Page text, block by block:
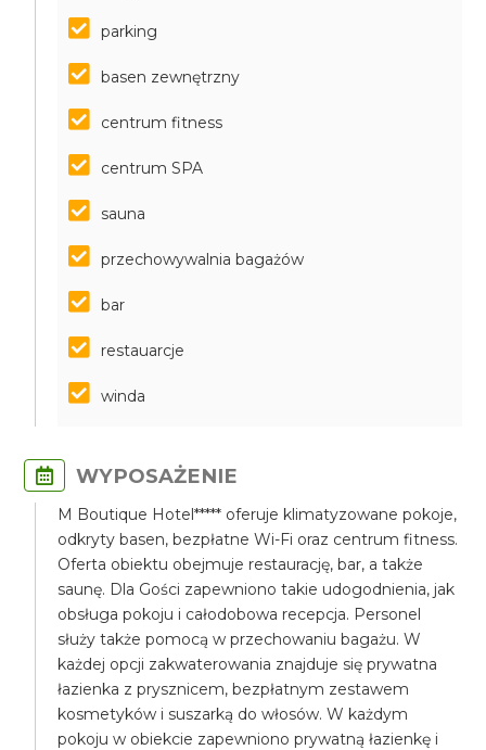
parking
basen zewnętrzny
centrum fitness
centrum SPA
sauna
przechowywalnia bagażów
bar
restauarcje
winda
WYPOSAŻENIE
M Boutique Hotel***** oferuje klimatyzowane pokoje,
odkryty basen, bezpłatne Wi-Fi oraz centrum fitness.
Oferta obiektu obejmuje restaurację, bar, a także
saunę. Dla Gości zapewniono takie udogodnienia, jak
obsługa pokoju i całodobowa recepcja. Personel
służy także pomocą w przechowaniu bagażu. W
każdej opcji zakwaterowania znajduje się prywatna
łazienka z prysznicem, bezpłatnym zestawem
kosmetyków i suszarką do włosów. W każdym
pokoju w obiekcie zapewniono prywatną łazienkę i